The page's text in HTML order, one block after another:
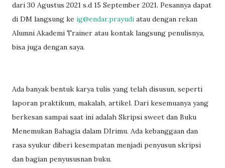
dari 30 Agustus 2021 s.d 15 September 2021. Pesannya dapat
di DM langsung ke ig@endar.prayudi atau dengan rekan
Alumni Akademi Trainer atau kontak langsung penulisnya,
bisa juga dengan saya.
Ada banyak bentuk karya tulis yang telah disusun, seperti
laporan praktikum, makalah, artikel. Dari kesemuanya yang
berkesan sampai saat ini adalah Skripsi sweet dan Buku
Menemukan Bahagia dalam DIrimu. Ada kebanggaan dan
rasa syukur diberi kesempatan menjadi penyusun skripsi
dan bagian penyususnan buku.